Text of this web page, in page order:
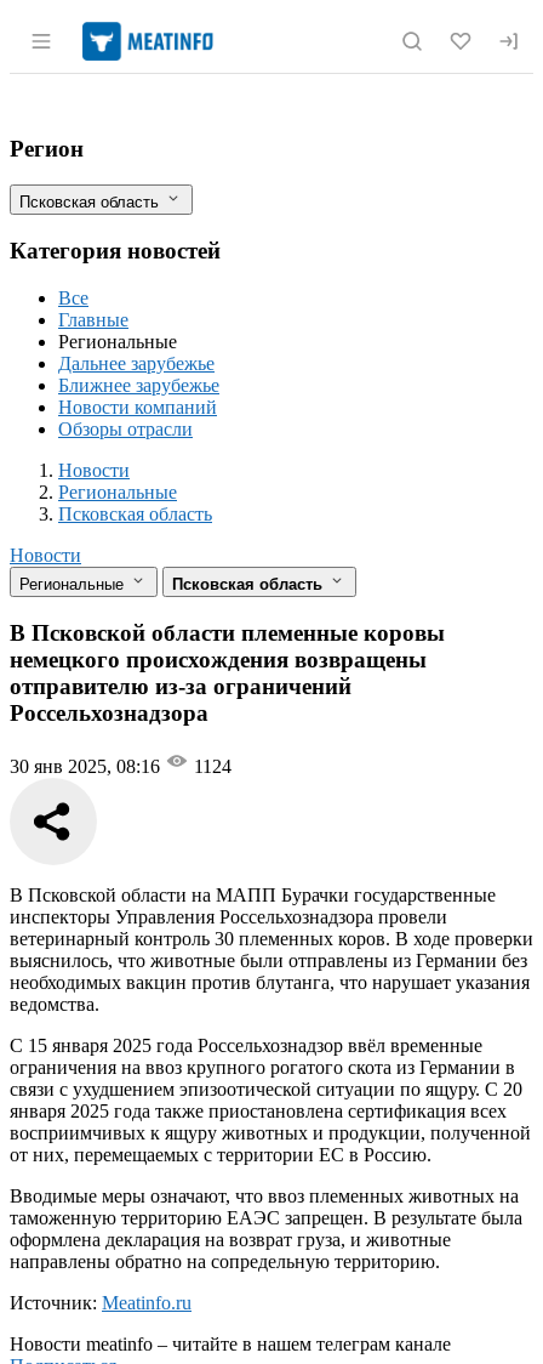
Раздел навигации по сайту
В Псковской области племенные
Фильтры
Регион
Псковская область
Категория новостей
Все
Главные
Региональные
Дальнее зарубежье
Ближнее зарубежье
Новости компаний
Обзоры отрасли
Новости
Разделы
Новости
Региональные
Псковская область
Новости
Региональные Псковская область
В Псковской области племенные коровы
немецкого происхождения возвращены
отправителю из-за ограничений
Россельхознадзора
30 янв 2025, 08:16 1124
В Псковской области на МАПП Бурачки государственные
инспекторы Управления Россельхознадзора провели
ветеринарный контроль 30 племенных коров. В ходе проверки
выяснилось, что животные были отправлены из Германии без
необходимых вакцин против блутанга, что нарушает указания
ведомства.
С 15 января 2025 года Россельхознадзор ввёл временные
ограничения на ввоз крупного рогатого скота из Германии в
связи с ухудшением эпизоотической ситуации по ящуру. С 20
января 2025 года также приостановлена сертификация всех
восприимчивых к ящуру животных и продукции, полученной
от них, перемещаемых с территории ЕС в Россию.
Вводимые меры означают, что ввоз племенных животных на
таможенную территорию ЕАЭС запрещен. В результате была
оформлена декларация на возврат груза, и животные
направлены обратно на сопредельную территорию.
Источник: Meatinfo.ru
Новости meatinfo – читайте в нашем телеграм канале